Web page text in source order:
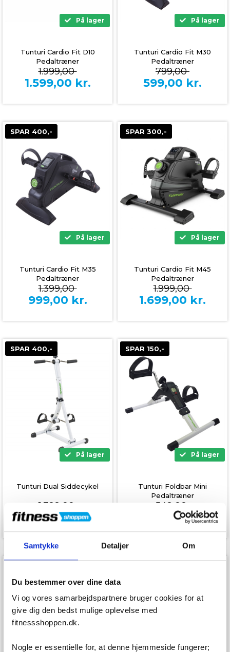
Samtykke Detaljer Om
Du bestemmer over dine data
Vi og vores samarbejdspartnere bruger cookies for at
give dig den bedst mulige oplevelse med
fitnessshoppen.dk.
Nogle er essentielle for, at denne hjemmeside fungerer;
På lager
Tunturi Cardio Fit D10
Pedaltræner
1.999,00
1.599,00 kr.
På lager
Tunturi Cardio Fit M30
Pedaltræner
799,00
599,00 kr.
SPAR 400,-
På lager
Tunturi Cardio Fit M35
Pedaltræner
1.399,00
999,00 kr.
SPAR 300,-
På lager
Tunturi Cardio Fit M45
Pedaltræner
1.999,00
1.699,00 kr.
SPAR 400,-
På lager
Tunturi Dual Siddecykel
1.399,00
999,00kr.
SPAR 150,-
På lager
Tunturi Foldbar Mini
Pedaltræner
549,00
399,00kr.